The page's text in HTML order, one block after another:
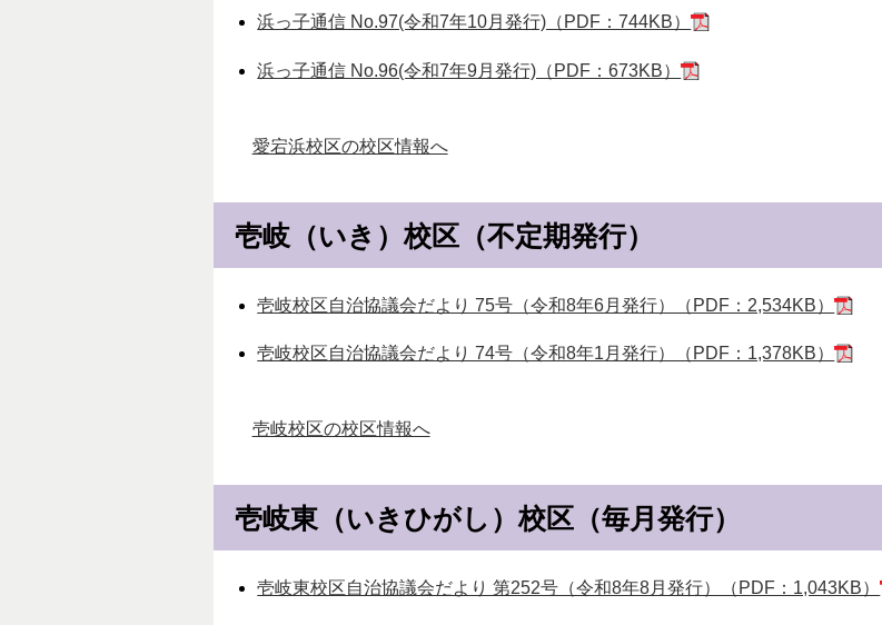
浜っ子通信 No.97(令和7年10月発行)（PDF：744KB）
浜っ子通信 No.96(令和7年9月発行)（PDF：673KB）
愛宕浜校区の校区情報へ
壱岐（いき）校区（不定期発行）
壱岐校区自治協議会だより 75号（令和8年6月発行）（PDF：2,534KB）
壱岐校区自治協議会だより 74号（令和8年1月発行）（PDF：1,378KB）
壱岐校区の校区情報へ
壱岐東（いきひがし）校区（毎月発行）
壱岐東校区自治協議会だより 第252号（令和8年8月発行）（PDF：1,043KB）